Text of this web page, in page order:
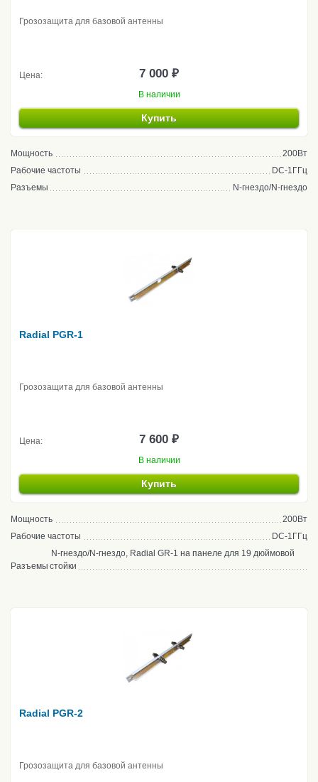
Грозозащита для базовой антенны
Цена: 7 000 ₽
В наличии
Купить
Мощность
200Вт
Рабочие частоты
DC-1ГГц
Разъемы
N-гнездо/N-гнездо
Radial PGR-1
Грозозащита для базовой антенны
Цена: 7 600 ₽
В наличии
Купить
Мощность
200Вт
Рабочие частоты
DC-1ГГц
Разъемы
N-гнездо/N-гнездо, Radial GR-1 на панеле для 19 дюймовой
стойки
Radial PGR-2
Грозозащита для базовой антенны